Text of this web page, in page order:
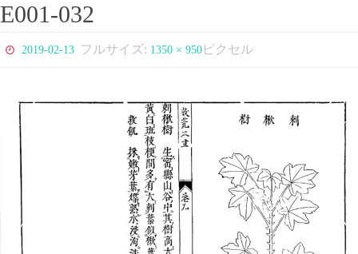
E001-032
2019-02-13 フルサイズ: 1350 × 950 ピクセル